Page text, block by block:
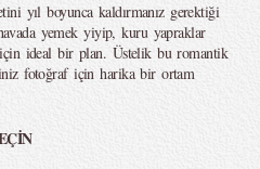
yıl boyunca kaldırmanız gerektiği
yemek yiyip, kuru yapraklar
ideal bir plan. Üstelik bu romantik
fotoğraf için harika bir ortam